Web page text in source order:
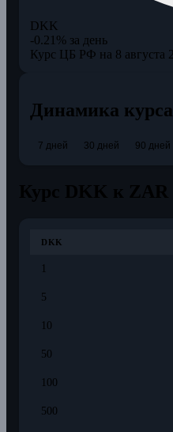
DKK
-0.21% за день
Курс ЦБ РФ на 8 августа
Динамика
7 дней 30 дней 90 дней
DKK
1
5
10
50
100
500